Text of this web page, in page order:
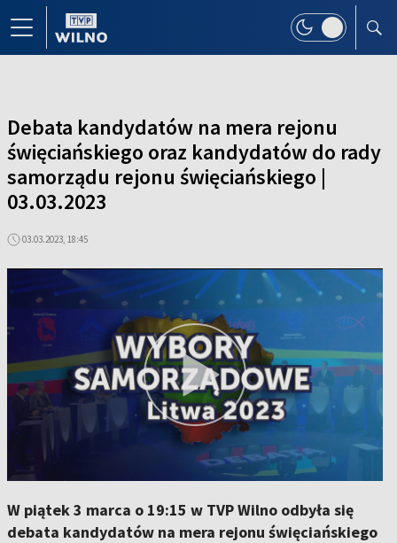
Debata kandydatów na mera rejonu
święciańskiego oraz kandydatów do rady
samorządu rejonu święciańskiego |
03.03.2023
03.03.2023, 18:45
W piątek 3 marca o 19:15 w TVP Wilno odbyła się
debata kandydatów na mera rejonu święciańskiego